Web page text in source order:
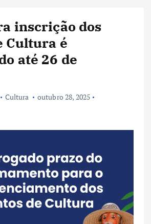
inscrição dos
Cultura é
até 26 de
Cultura
outubro 28, 2025